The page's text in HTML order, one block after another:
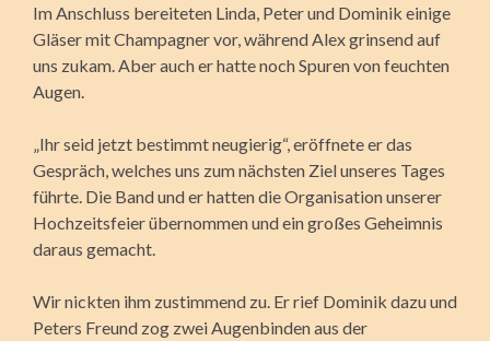
Im Anschluss bereiteten Linda, Peter und Dominik einige
Gläser mit Champagner vor, während Alex grinsend auf
uns zukam. Aber auch er hatte noch Spuren von feuchten
Augen.
„Ihr seid jetzt bestimmt neugierig“, eröffnete er das
Gespräch, welches uns zum nächsten Ziel unseres Tages
führte. Die Band und er hatten die Organisation unserer
Hochzeitsfeier übernommen und ein großes Geheimnis
daraus gemacht.
Wir nickten ihm zustimmend zu. Er rief Dominik dazu und
Peters Freund zog zwei Augenbinden aus der